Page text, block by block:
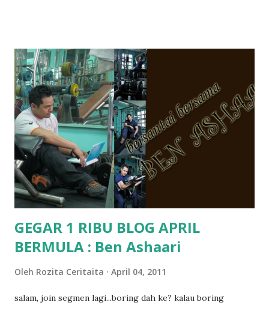
tanya sapa-sapa pun masa tu.. bila fikir-fikirkan balik terasa
jugak masa alahai teruknya kami sebagai ibubapa.. dan kami
terasa jugak semakin teruk bila abg long dah masuk 2 tahun
kat salah satu tadika swasta ni.. tapi nampaknya kenal huruf
pun tak tau.. pengsan aku bila ingat balik.. aku mula fikir
mungkin sebab abg long sendiri jenis budak yang ada
masalah dyslexia.. tapi minor la.. nanti la aku cerita pasal
dyslexia tu.. lepas tu kami buat keputusan pu...
GEGAR 1 RIBU BLOG APRIL
BERMULA : Ben Ashaari
Oleh Rozita Ceritaita April 04, 2011
salam, join segmen lagi...boring dah ke? kalau boring